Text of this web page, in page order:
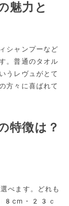
魅力と
シャンプーなど
。普通のタオル
うレヴュがとて
方々に喜ばれて
特徴は？
べます。どれも
18cm・23ｃ